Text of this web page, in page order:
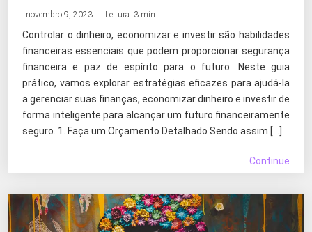
novembro 9, 2023 Leitura: 3 min
Controlar o dinheiro, economizar e investir são habilidades
financeiras essenciais que podem proporcionar segurança
financeira e paz de espírito para o futuro. Neste guia
prático, vamos explorar estratégias eficazes para ajudá-la
a gerenciar suas finanças, economizar dinheiro e investir de
forma inteligente para alcançar um futuro financeiramente
seguro. 1. Faça um Orçamento Detalhado Sendo assim […]
Continue